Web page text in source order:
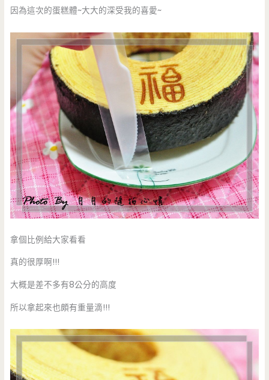
因為這次的蛋糕體~大大的深受我的喜愛~
拿個比例給大家看看
真的很厚啊!!!
大概是差不多有8公分的高度
所以拿起來也頗有重量滴!!!